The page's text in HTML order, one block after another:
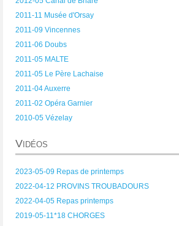
2011-11 Musée d'Orsay
2011-09 Vincennes
2011-06 Doubs
2011-05 MALTE
2011-05 Le Père Lachaise
2011-04 Auxerre
2011-02 Opéra Garnier
2010-05 Vézelay
Vidéos
2023-05-09 Repas de printemps
2022-04-12 PROVINS TROUBADOURS
2022-04-05 Repas printemps
2019-05-11*18 CHORGES